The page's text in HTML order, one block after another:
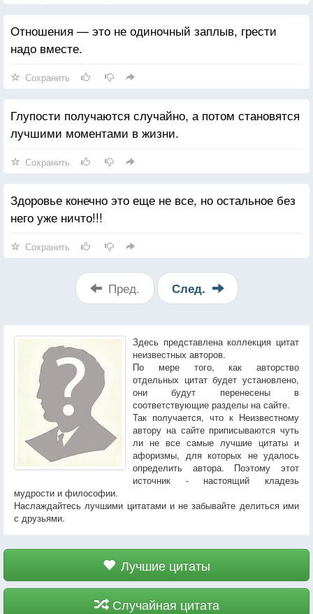
Отношения — это не одиночный заплыв, грести
надо вместе.
Сохранить
Глупости получаются случайно, а потом становятся
лучшими моментами в жизни.
Сохранить
Здоровье конечно это еще не все, но остальное без
него уже ничто!!!
Сохранить
Пред. След.
Здесь представлена коллекция цитат
неизвестных авторов.
По мере того, как авторство
отдельных цитат будет установлено,
они будут перенесены в
соответствующие разделы на сайте.
Так получается, что к Неизвестному
автору на сайте приписываются чуть
ли не все самые лучшие цитаты и
афоризмы, для которых не удалось
определить автора. Поэтому этот
источник - настоящий кладезь
мудрости и философии.
Наслаждайтесь лучшими цитатами и не забывайте делиться ими
с друзьями.
Лучшие цитаты
Случайная цитата